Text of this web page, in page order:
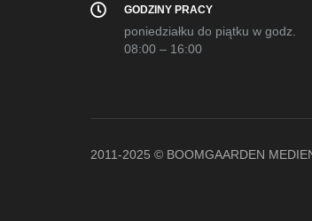
GODZINY PRACY
poniedziałku do piątku w godz.
08:00 – 16:00
2011-2025 © BOOMGAARDEN